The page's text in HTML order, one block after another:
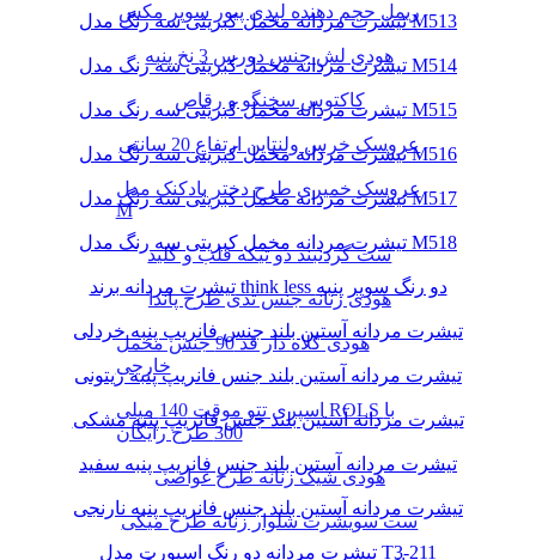
ریمل حجم دهنده لیدی پیور سوپر مکس
هودی لش جنس دورس 3 نخ پنبه
کاکتوس سخنگو و رقاص
عروسک خرس ولنتاین ارتفاع 20 سانتی
عروسک خمیری طرح دختر بادکنک مدل
M
ست گردنبند دو تیکه قلب و کلید
هودی زنانه جنس تدی طرح پاندا
هودی کلاه دار قد 90 جنس مخمل
خارجی
اسپری تتو موقت 140 میلی ROLS با
300 طرح رایگان
هودی شیک زنانه طرح غواصی
ست سویشرت شلوار زنانه طرح میکی
تیشرت مردانه مخمل کبریتی سه رنگ مدل M513
تیشرت مردانه مخمل کبریتی سه رنگ مدل M514
تیشرت مردانه مخمل کبریتی سه رنگ مدل M515
تیشرت مردانه مخمل کبریتی سه رنگ مدل M516
تیشرت مردانه مخمل کبریتی سه رنگ مدل M517
تیشرت مردانه مخمل کبریتی سه رنگ مدل M518
تیشرت مردانه برند think less دو رنگ سوپر پنبه
تیشرت مردانه آستین بلند جنس فانریپ پنبه خردلی
تیشرت مردانه آستین بلند جنس فانریپ پنبه زیتونی
تیشرت مردانه آستین بلند جنس فانریپ پنبه مشکی
تیشرت مردانه آستین بلند جنس فانریپ پنبه سفید
تیشرت مردانه آستین بلند جنس فانریپ پنبه نارنجی
تیشرت مردانه دو رنگ اسپورت مدل T3-211